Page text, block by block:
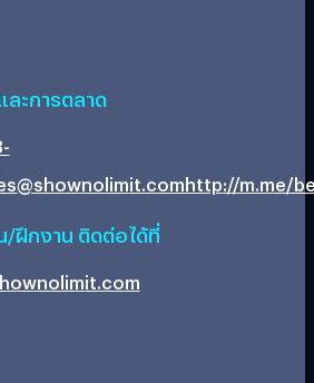
ละการตลาด
http://m.me/
/ฝึกงาน ติดต่อได้ที่